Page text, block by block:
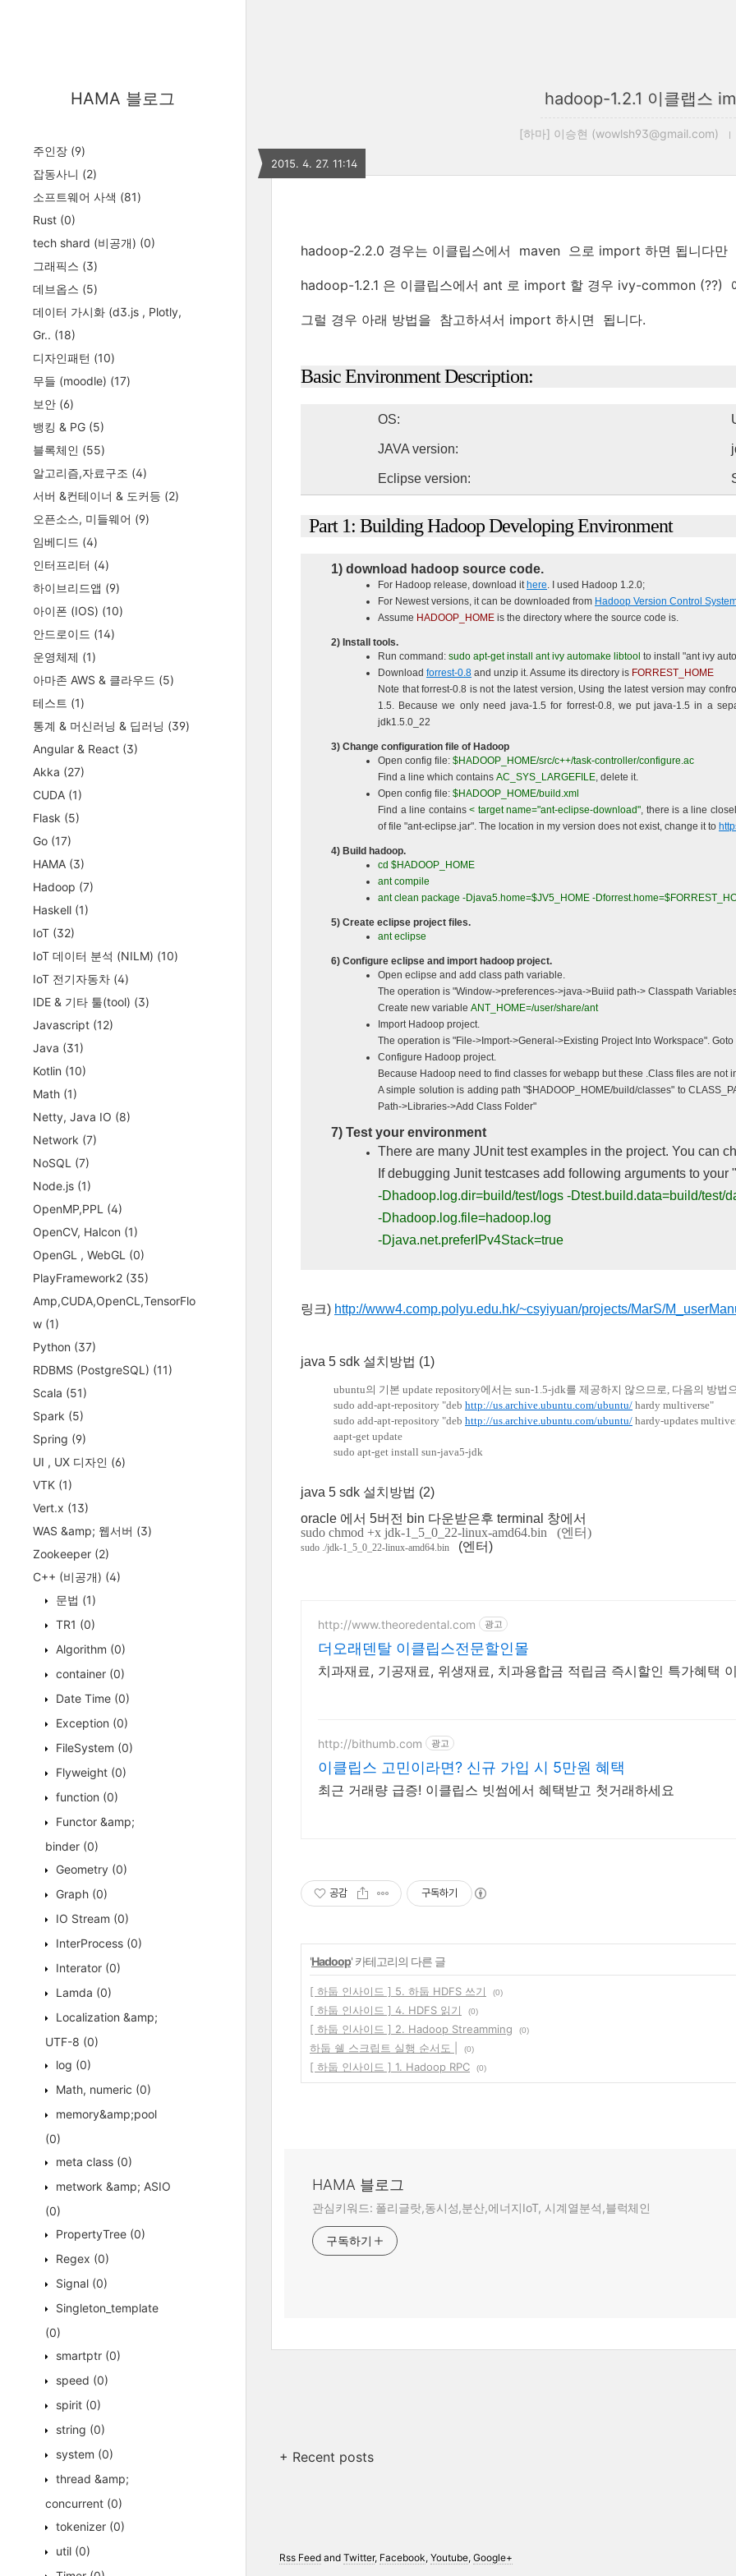
HAMA 블로그
주인장 (9)
잡동사니 (2)
소프트웨어 사색 (81)
Rust (0)
tech shard (비공개) (0)
그래픽스 (3)
데브옵스 (5)
데이터 가시화 (d3.js , Plotly,
Gr.. (18)
디자인패턴 (10)
무들 (moodle) (17)
보안 (6)
뱅킹 & PG (5)
블록체인 (55)
알고리즘,자료구조 (4)
서버 &컨테이너 & 도커등 (2)
오픈소스, 미들웨어 (9)
임베디드 (4)
인터프리터 (4)
하이브리드앱 (9)
아이폰 (IOS) (10)
안드로이드 (14)
운영체제 (1)
아마존 AWS & 클라우드 (5)
테스트 (1)
통계 & 머신러닝 & 딥러닝 (39)
Angular & React (3)
Akka (27)
CUDA (1)
Flask (5)
Go (17)
HAMA (3)
Hadoop (7)
Haskell (1)
IoT (32)
IoT 데이터 분석 (NILM) (10)
IoT 전기자동차 (4)
IDE & 기타 툴(tool) (3)
Javascript (12)
Java (31)
Kotlin (10)
Math (1)
Netty, Java IO (8)
Network (7)
NoSQL (7)
Node.js (1)
OpenMP,PPL (4)
OpenCV, Halcon (1)
OpenGL , WebGL (0)
PlayFramework2 (35)
Amp,CUDA,OpenCL,TensorFlo
w (1)
Python (37)
RDBMS (PostgreSQL) (11)
Scala (51)
Spark (5)
Spring (9)
UI , UX 디자인 (6)
VTK (1)
Vert.x (13)
WAS &amp; 웹서버 (3)
Zookeeper (2)
C++ (비공개) (4)
문법 (1)
TR1 (0)
Algorithm (0)
container (0)
Date Time (0)
Exception (0)
FileSystem (0)
Flyweight (0)
function (0)
Functor &amp;
binder (0)
Geometry (0)
Graph (0)
IO Stream (0)
InterProcess (0)
Interator (0)
Lamda (0)
Localization &amp;
UTF-8 (0)
log (0)
Math, numeric (0)
memory&amp;pool
(0)
meta class (0)
metwork &amp; ASIO
(0)
PropertyTree (0)
Regex (0)
Signal (0)
Singleton_template
(0)
smartptr (0)
speed (0)
spirit (0)
string (0)
system (0)
thread &amp;
concurrent (0)
tokenizer (0)
util (0)
hadoop-1.2.1 이클랩스
[하마] 이승현 (wowlsh93@gmail.com)
2015. 4. 27. 11:14
hadoop-2.2.0 경우는 이클립스에서 maven 으로 import 하면 됩니다만
hadoop-1.2.1 은 이클립스에서 ant 로 import 할 경우 ivy-common (??)
그럴 경우 아래 방법을 참고하셔서 import 하시면 됩니다.
Basic Environment Description:
OS:
JAVA version:
Eclipse version:
Part 1: Building Hadoop Developing Environment
1) download hadoop source code.
For Hadoop release, download it here. I used Hadoop 1.2.0;
For Newest versions, it can be downloaded from Hadoop Version Control
Assume HADOOP_HOME is the directory where the source code is.
2) Install tools.
Run command: sudo apt-get install ant ivy automake libtool to install "ant ivy
Download forrest-0.8 and unzip it. Assume its directory is FORREST_HOME
Note that forrest-0.8 is not the latest version, Using the latest version may
1.5. Because we only need java-1.5 for forrest-0.8, we put java-1.5 in a
jdk1.5.0_22
3) Change configuration file of Hadoop
Open config file: $HADOOP_HOME/src/c++/task-controller/configure.ac
Find a line which contains AC_SYS_LARGEFILE, delete it.
Open config file: $HADOOP_HOME/build.xml
Find a line contains< target name="ant-eclipse-download", there is a line
of file "ant-eclipse.jar". The location in my version does not exist, change it to
4) Build hadoop.
cd $HADOOP_HOME
ant compile
ant clean package -Djava5.home=$JV5_HOME -
5) Create eclipse project files.
ant eclipse
6) Configure eclipse and import hadoop project.
Open eclipse and add class path variable.
The operation is "Window->preferences->java->Buiid path-> Classpath
Create new variable ANT_HOME=/user/share/ant
Import Hadoop project.
The operation is "File->Import->General->Existing Project Into Workspace".
Configure Hadoop project.
Because Hadoop need to find classes for webapp but these .Class files are
A simple solution is adding path "$HADOOP_HOME/build/classes" to
Path->Libraries->Add Class Folder"
7) Test your environment
There are many JUnit test examples in the project. You can
If debugging Junit testcases add following arguments to
-Dhadoop.log.dir=build/test/logs -Dtest.build.data=build/test/
-Dhadoop.log.file=hadoop.log
-Djava.net.preferIPv4Stack=true
링크) http://www4.comp.polyu.edu.hk/~csyiyuan/projects/MarS/
java 5 sdk 설치방법 (1)
ubuntu의 기본 update repository에서는 sun-1.5-jdk를 제공하지 않으므로, 다음의 방법
sudo add-apt-repository "deb http://us.archive.ubuntu.com/ubuntu/ hardy multiverse"
sudo add-apt-repository "deb http://us.archive.ubuntu.com/ubuntu/ hardy-updates
aapt-get update
sudo apt-get install sun-java5-jdk
java 5 sdk 설치방법 (2)
oracle 에서 5버전 bin 다운받은후 terminal 창에서
sudo chmod +x jdk-1_5_0_22-linux-amd64.bin (엔터)
sudo ./jdk-1_5_0_22-linux-amd64.bin (엔터)
http://www.theoredental.com 광고
더오래덴탈 이클립스전문할인몰
치과재료, 기공재료, 위생재료, 치과용합금 적립금 즉시할인 특가혜택
http://bithumb.com 광고
이클립스 고민이라면? 신규 가입 시 5만원 혜택
최근 거래량 급증! 이클립스 빗썸에서 혜택받고 첫거래하세요
공감 구독하기
'Hadoop' 카테고리의 다른 글
[ 하둡 인사이드 ] 5. 하둡 HDFS 쓰기 (0)
[ 하둡 인사이드 ] 4. HDFS 읽기 (0)
[ 하둡 인사이드 ] 2. Hadoop Streamming (0)
하둡 쉘 스크립트 실행 순서도 | (0)
[ 하둡 인사이드 ] 1. Hadoop RPC (0)
HAMA 블로그
관심키워드: 폴리글랏,동시성,분산,에너지IoT, 시계열분석,블럭체인
구독하기
+ Recent posts
Rss Feedand Twitter, Facebook, Youtube, Google+